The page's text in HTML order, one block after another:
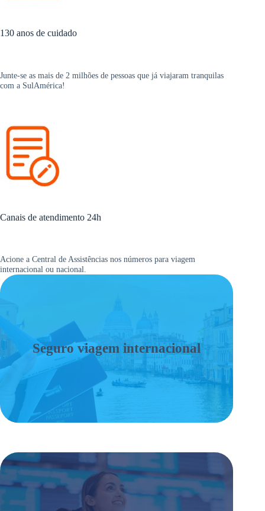
130 anos de cuidado
Junte-se as mais de 2 milhões de pessoas que já viajaram tranquilas
com a SulAmérica!
Canais de atendimento 24h
Acione a Central de Assistências nos números para viagem
internacional ou nacional.
Seguro viagem internacional